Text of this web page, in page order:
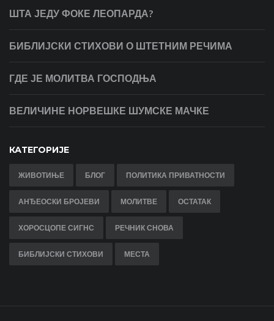
ШТА ЈЕДУ ФОКЕ ЛЕОПАРДА?
БИБЛИЈСКИ СТИХОВИ О ШТЕТНИМ РЕЧИМА
ГДЕ ЈЕ МОЛИТВА ГОСПОДЊА
ВЕЛИЧИНЕ НОРВЕШКЕ ШУМСКЕ МАЧКЕ
КАТЕГОРИЈЕ
ЖИВОТИЊЕ БЛОГ ПОЛИТИКА ПРИВАТНОСТИ
АНЂЕОСКИ БРОЈЕВИ МОЛИТВЕ ОСТАТАК
ХОРОСЦОПЕ СИГНС РЕЧНИК СНОВА
БИБЛИЈСКИ СТИХОВИ МЕСТА